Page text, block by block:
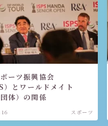
ーツ振興協会
）とワールドメイト
体）の関係
スポーツ